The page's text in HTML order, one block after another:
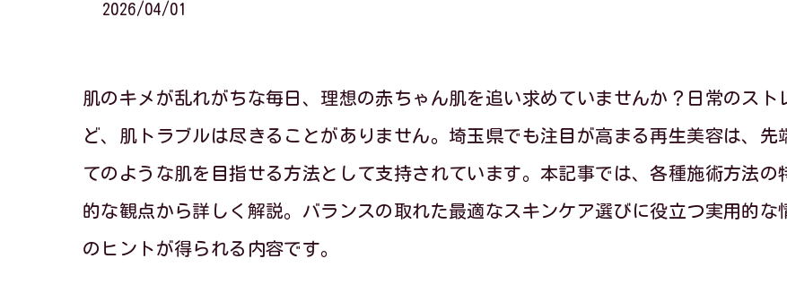
2026/04/01
肌のキメが乱れがちな毎日、理想の赤ちゃん肌を追い求めていませんか？日常のス
ど、肌トラブルは尽きることがありません。埼玉県でも注目が高まる再生美容は、
てのような肌を目指せる方法として支持されています。本記事では、各種施術方法
的な観点から詳しく解説。バランスの取れた最適なスキンケア選びに役立つ実用的
のヒントが得られる内容です。